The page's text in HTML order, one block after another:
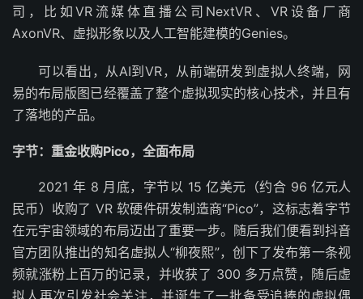
司，比如VR流媒体直播公司NextVR、VR设备厂商
AxonVR、虚拟形象以及人工智能建模的Genies。
可以看出，从AI到VR，从前端研发到虚拟人终端，网
易的布局版图已经覆盖了整个虚拟现实的核心技术，并且有
了落地的产品。
字节：重金收购Pico，全面布局
2021 年 8 月底，字节以 15 亿美元（约合 96 亿元人
民币）收购了 VR 软硬件研发制造商“Pico”，这标志着字节
在元宇宙领域的布局迈出了重要一步。随后我们便看到抖音
官方团队推出的知名虚拟人“柳夜熙”，创下了发布第一条视
频就涨粉上百万的记录，并收获了 300 多万点赞，随后虚
拟人再次引发社会关注，并诞生了一批备受追捧的虚拟偶